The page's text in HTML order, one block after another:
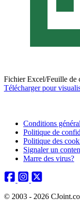
Fichier Excel/Feuille de
Télécharger pour
Conditions
Politique de
Politique des
Signaler un
Marre des virus?
© 2003 - 2026